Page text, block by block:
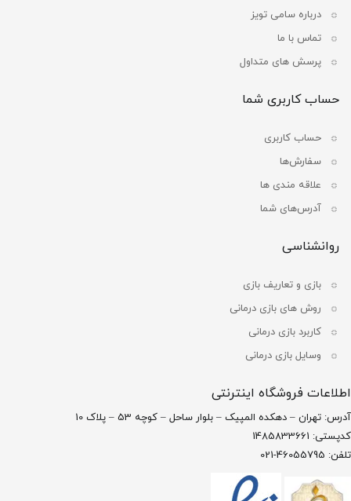
درباره سامی تویز
تماس با ما
پرسش های متداول
حساب کاربری شما
حساب کاربری
سفارش‌ها
علاقه مندی ها
آدرس‌های شما
روانشناسی
بازی و تعاریف بازی
روش های بازی درمانی
کاربرد بازی درمانی
وسایل بازی درمانی
اطلاعات فروشگاه اینترنتی
آدرس: تهران – دهکده المپیک – بلوار ساحل – کوچه 53 – پلاک 10
کدپستی: 1485833661
تلفن: 46055795-021